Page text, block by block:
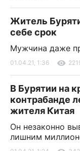
Житель
себе срок
Мужчина даже
01.04.21, 1:36
В Бурятии на
контрабанде
жителя Китая
Он незаконно
лишним